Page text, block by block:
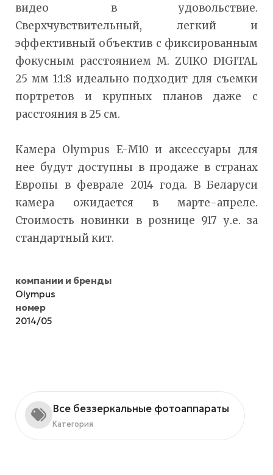
видео в удовольствие.
Сверхчувствительный, легкий и
эффективный объектив с фиксированным
фокусным расстоянием M. ZUIKO DIGITAL
25 мм 1:1:8 идеально подходит для съемки
портретов и крупных планов даже с
расстояния в 25 см.
Камера Olympus E-M10 и аксессуары для
нее будут доступны в продаже в странах
Европы в феврале 2014 года. В Беларуси
камера ожидается в марте-апреле.
Стоимость новинки в рознице 917 у.е. за
стандартный кит.
компании и бренды
Olympus
номер
2014/05
Все беззеркальные фотоаппараты
Категория